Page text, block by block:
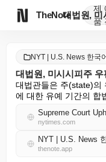
TheNote
제
품
NYT | U.S. News 한국
대법원, 미시시피주
대법관들은 주(state)의
에 대한 유예 기간의 합
nytimes.com
NYT | U.S. News
thenote.app